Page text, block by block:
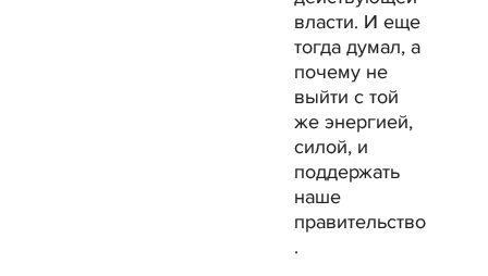
власти. И еще
тогда думал, а
почему не
выйти с той
же энергией,
силой, и
поддержать
наше
правительство
.